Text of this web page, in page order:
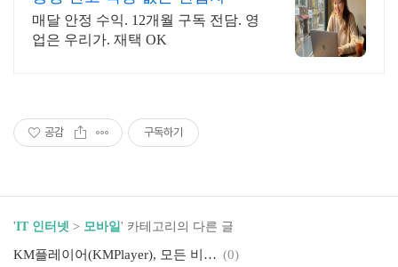
매달 안정 수익. 12개월 구독 전담. 영
업은 우리가. 재택 OK
공감 구독하기
'IT 인터넷 > 모바일 ' 카테고리의 다른 글
KM플레이어(KMPlayer), 모든 비디오 플레이어 & 음악 플레이어 (0)